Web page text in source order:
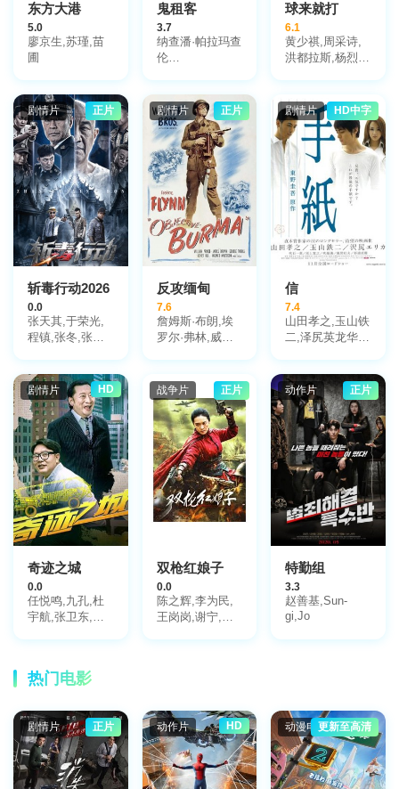
东方大港
5.0
廖京生,苏瑾,苗
圃
鬼租客
3.7
纳查潘·帕拉玛查
伦
·库尼嗦,坦恩.基
缇男.坎蒙功空理
法密昕,马克·纳
克塔赫·坎那特桑
安,Boom,Raweephan,Siriwattana
球来就打
6.1
黄少祺,周采诗,
洪都拉斯,杨烈,
美人,陈金锋,卢
学睿,阳光,东彦,
王盈凯,李书豪,
李浩修
剧情片 正片
斩毒行动2026
0.0
张天其,于荣光,
程镇,张冬,张宁
昕芸,赵雷棋,池
程,杨恒,左腾云,
姜艺声,张瑞雪,
琪格,雷景铄,黄
信纲,胡笑源
剧情片 正片
反攻缅甸
7.6
詹姆斯·布朗,埃
罗尔·弗林,威廉·
剧情片 HD中字
信
7.4
山田孝之,玉山铁
二,泽尻英龙华,
剧情片 HD
奇迹之城
0.0
任悦鸣,九孔,杜
宇航,张卫东,陆
战争片 正片
双枪红娘子
0.0
陈之辉,李为民,
王岗岗,谢宁,王
动作片 正片
特勤组
3.3
赵善基,Sun-
gi,Jo
热门电影
剧情片 正片 动作片 HD 动漫电影更新至高清